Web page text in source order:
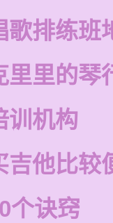
歌排练班
里里的琴
训机构
吉他比较
个诀窍